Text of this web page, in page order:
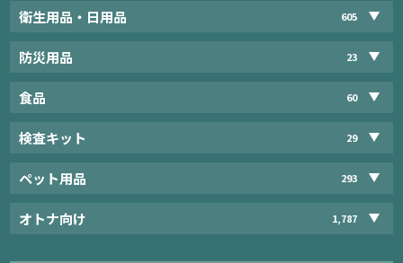
衛生用品・日用品 605
防災用品 23
食品 60
検査キット 29
ペット用品 293
オトナ向け 1,787